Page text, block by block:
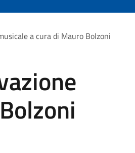
a cura di Mauro Bolzoni